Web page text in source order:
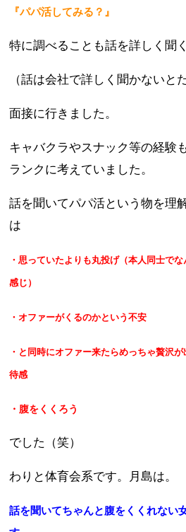
『パパ活してみる？』
特に調べることも話を詳しく聞
（話は会社で詳しく聞かないと
面接に行きました。
キャバクラやスナック等の経験
ランクに考えていました。
話を聞いてパパ活という物を理
は
・思っていたよりも丸投げ（本人同士で
感じ）
・オファーがくるのかという不安
・と同時にオファー来たらめっちゃ贅沢
待感
・腹をくくろう
でした（笑）
わりと体育会系です。月島は。
話を聞いてちゃんと腹をくくれない